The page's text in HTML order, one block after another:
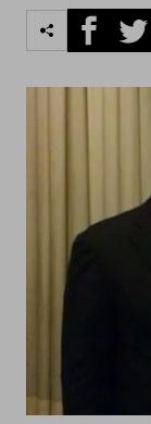
Facebook